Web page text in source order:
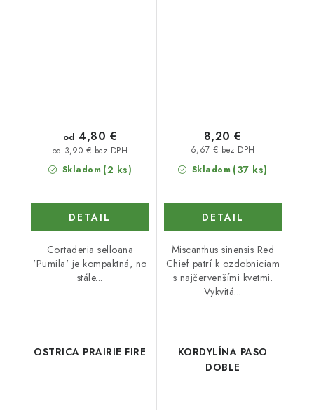
Skladom (2 ks)
od 3,90 € bez DPH
od 4,80 €
DETAIL
Cortaderia selloana
'Pumila' je kompaktná, no
stále...
Skladom (37 ks)
6,67 € bez DPH
8,20 €
DETAIL
Miscanthus sinensis Red
Chief patrí k ozdobniciam
s najčervenšími kvetmi.
Vykvitá...
OSTRICA PRAIRIE FIRE
KORDYLÍNA PASO
DOBLE